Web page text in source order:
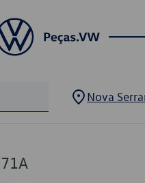
Nova